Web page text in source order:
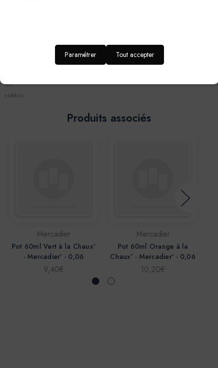
les
vidéos
Produits associés
Mercadier
Pot 60ml Vert à la Chaux'
- Mercadier' - 0,06
9,40€
Mercadier
Pot 60ml Orange à la
Chaux' - Mercadier' - 0,06
10,20€
Paramétrer Tout accepter